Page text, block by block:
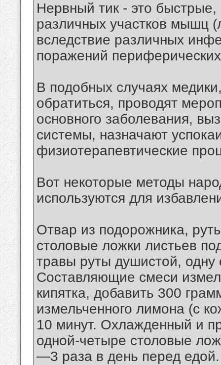
Нервный тик - это
различных участков мышц
вследствие различных
поражений
В подобных случаях
обратиться, проводят
основного заболевания,
системы, назначают
физиотерапевтические
Вот некоторые методы
используются для
Отвар из подорожника,
столовые ложки листьев
травы руты душистой, одну
Составляющие смеси
кипятка, добавить 300
измельченного лимона (с
10 минут. Охлажденный и
одной-четыре столовые
—3 раза в день перед едой.